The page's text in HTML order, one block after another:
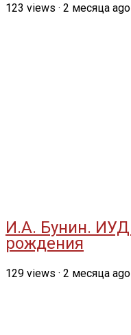
123 views · 2 месяца ago
И.А. Бунин.
рождения
129 views · 2 месяца ago